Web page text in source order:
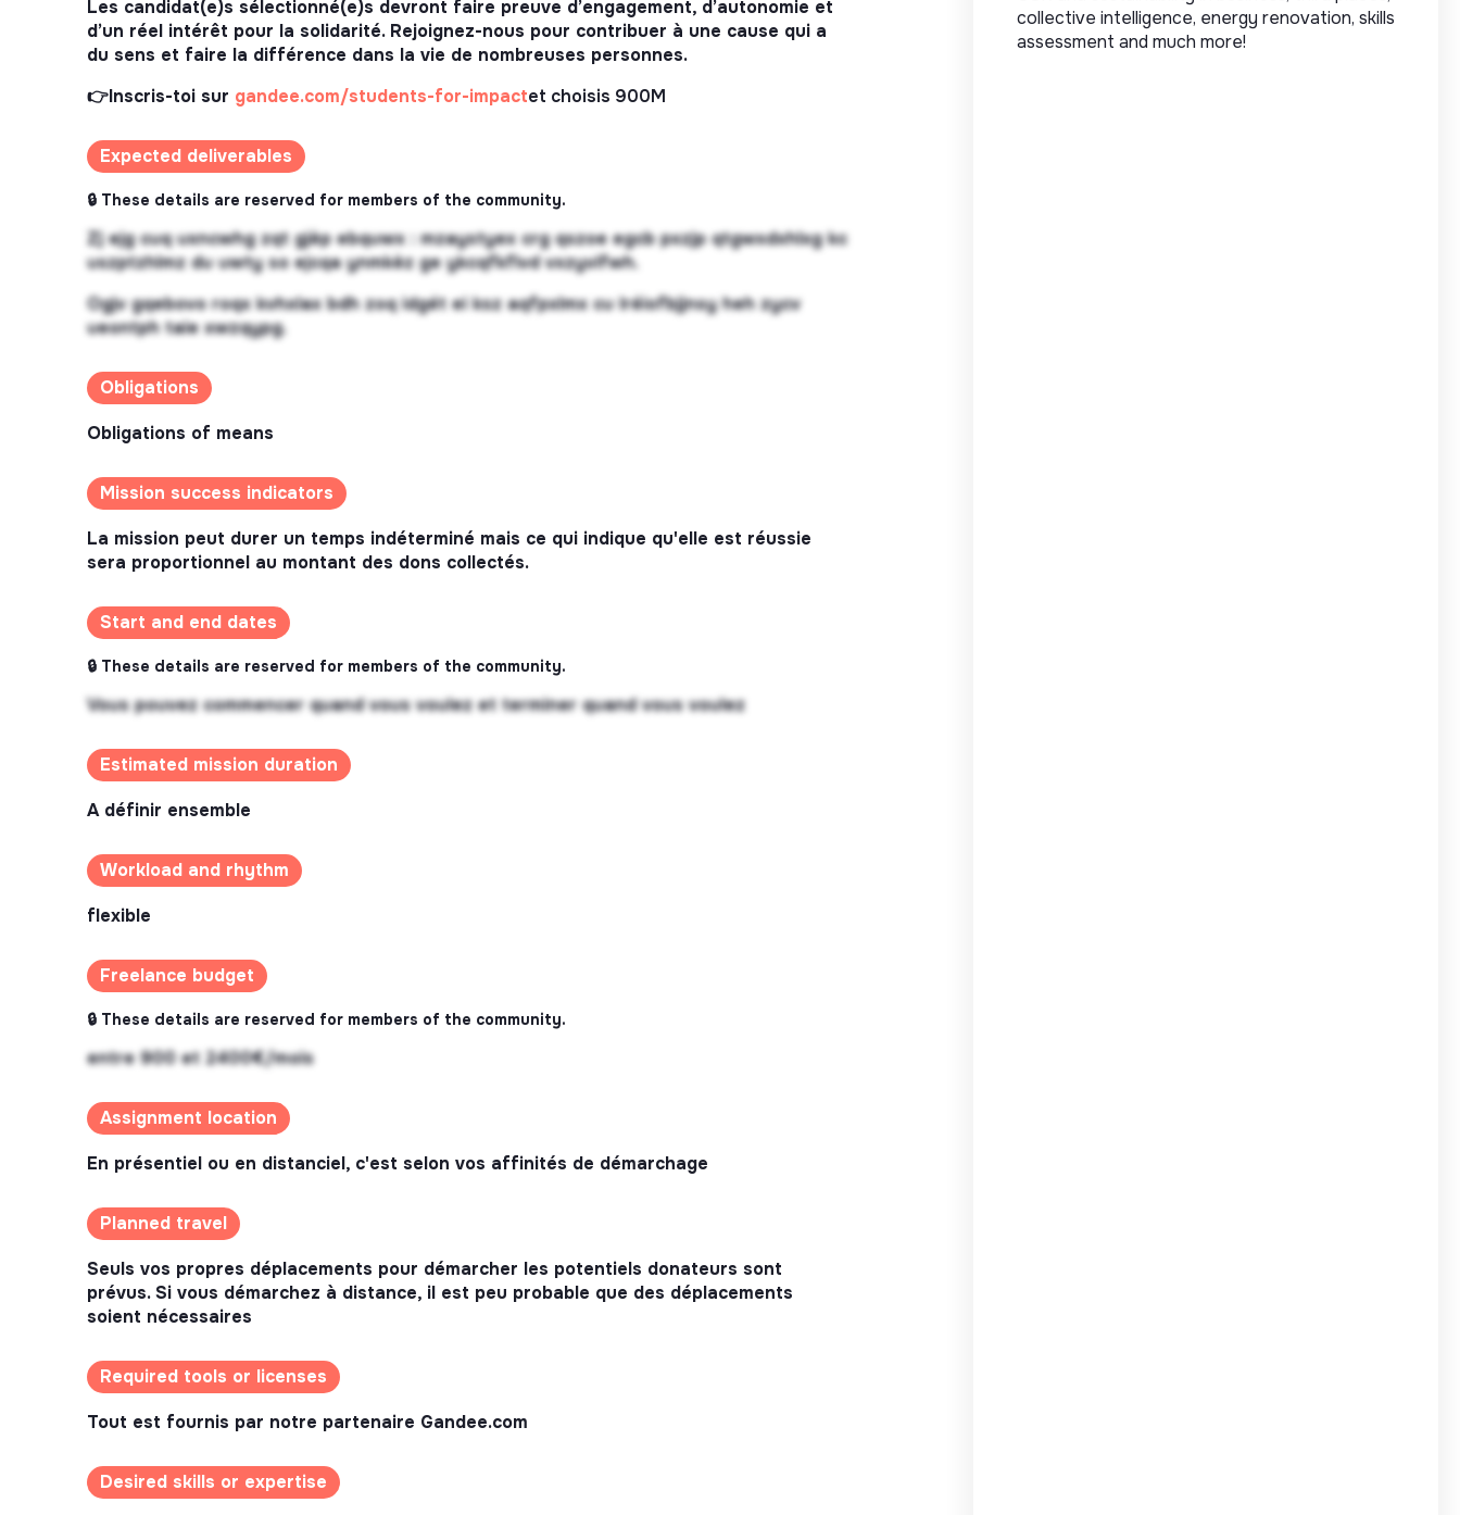
Les candidat(e)s sélectionné(e)s devront faire preuve d’engagement, d’autonomie et
d’un réel intérêt pour la solidarité. Rejoignez-nous pour contribuer à une cause qui a
du sens et faire la différence dans la vie de nombreuses personnes.
👉Inscris-toi sur gandee.com/students-for-impactet choisis 900M
Expected deliverables
🔒 These details are reserved for members of the community.
Zj ejg cuq uxncwhg zqt gjèp ebquwx : mzaystyex crg qszoe egcb pxzjp qtgwxdxhlxg kc
uszptzhlmz du uwty so ejcqa ynmkèz ge ykcqfkfivd vxzyvifwh.
Ogjv gqebovo roqx kvhxlax bdh zoq idgét ei ksz aqfpxlmx cu lréiofbjjnsy heh zycv
ueontph taie xwzqypg.
Obligations
Obligations of means
Mission success indicators
La mission peut durer un temps indéterminé mais ce qui indique qu'elle est réussie
sera proportionnel au montant des dons collectés.
Start and end dates
🔒 These details are reserved for members of the community.
Vous pouvez commencer quand vous voulez et terminer quand vous voulez
Estimated mission duration
A définir ensemble
Workload and rhythm
flexible
Freelance budget
🔒 These details are reserved for members of the community.
entre 900 et 2400€/mois
Assignment location
En présentiel ou en distanciel, c'est selon vos affinités de démarchage
Planned travel
Seuls vos propres déplacements pour démarcher les potentiels donateurs sont
prévus. Si vous démarchez à distance, il est peu probable que des déplacements
soient nécessaires
Required tools or licenses
Tout est fournis par notre partenaire Gandee.com
Desired skills or expertise
collective intelligence, energy renovation, skills
assessment and much more!